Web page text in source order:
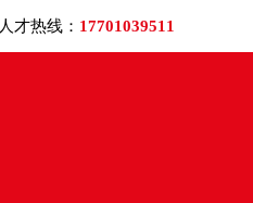
人才热线： 17701039511